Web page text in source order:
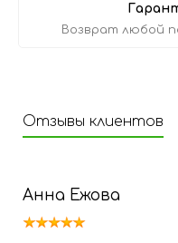
Возврат любой
Отзывы клиентов
Анна Ежова